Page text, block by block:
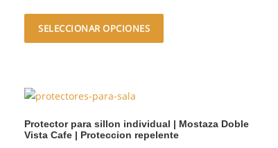
SELECCIONAR OPCIONES
Protector para sillon individual | Mostaza Doble
Vista Cafe | Proteccion repelente